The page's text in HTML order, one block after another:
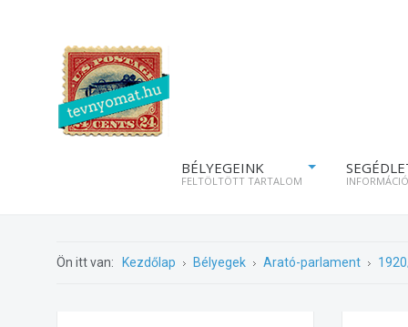
BÉLYEGEINK
FELTÖLTÖTT TARTALOM
Ön itt van: Kezdőlap Bélyegek Arató-parlament